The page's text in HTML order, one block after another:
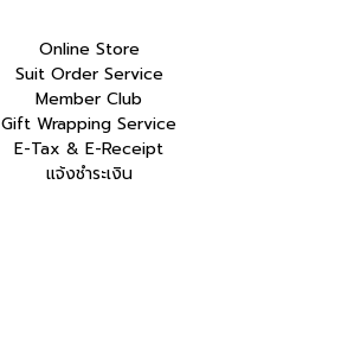
Online Store
Suit Order Service
Member Club
Gift Wrapping Service
E-Tax & E-Receipt
แจ้งชำระเงิน